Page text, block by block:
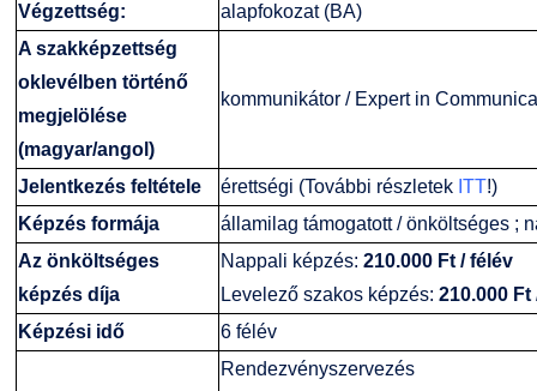
Kerpely Antal Szakkollégium KASZK
Atomerőművi Képzési Bázis
Végzettség:
alapfokozat (BA)
A szakképzettség
oklevélben történő
megjelölése
(magyar/angol)
kommunikátor / Expert in
Jelentkezés feltétele érettségi (További részletek ITT!)
Képzés formája
államilag támogatott / önköltséges ;
Az önköltséges
képzés díja
Nappali képzés: 210.000 Ft / félév
Levelező szakos képzés: 210.000 Ft
Képzési idő
6 félév
Rendezvényszervezés